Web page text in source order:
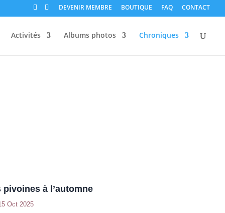
DEVENIR MEMBRE BOUTIQUE FAQ CONTACT
Activités Albums photos Chroniques
à l’automne
Oct 2025